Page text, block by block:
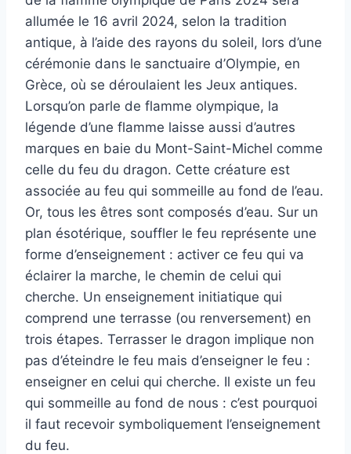
allumée le 16 avril 2024, selon la tradition
antique, à l’aide des rayons du soleil, lors d’une
cérémonie dans le sanctuaire d’Olympie, en
Grèce, où se déroulaient les Jeux antiques.
Lorsqu’on parle de flamme olympique, la
légende d’une flamme laisse aussi d’autres
marques en baie du Mont-Saint-Michel comme
celle du feu du dragon. Cette créature est
associée au feu qui sommeille au fond de l’eau.
Or, tous les êtres sont composés d’eau. Sur un
plan ésotérique, souffler le feu représente une
forme d’enseignement : activer ce feu qui va
éclairer la marche, le chemin de celui qui
cherche. Un enseignement initiatique qui
comprend une terrasse (ou renversement) en
trois étapes. Terrasser le dragon implique non
pas d’éteindre le feu mais d’enseigner le feu :
enseigner en celui qui cherche. Il existe un feu
qui sommeille au fond de nous : c’est pourquoi
il faut recevoir symboliquement l’enseignement
du feu.